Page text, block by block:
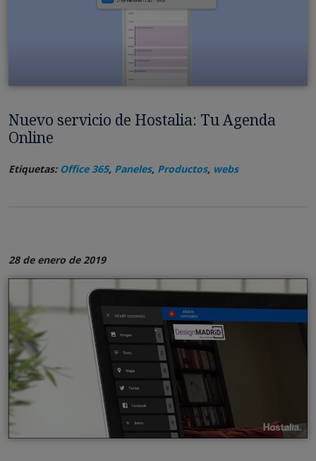
Nuevo servicio de Hostalia: Tu Agenda
Online
Etiquetas: Office 365, Paneles, Productos, webs
28 de enero de 2019